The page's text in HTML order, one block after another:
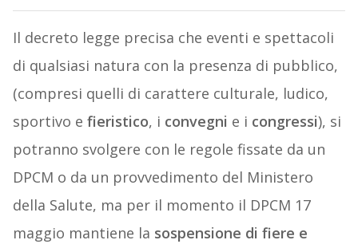
Il decreto legge precisa che eventi e spettacoli
di qualsiasi natura con la presenza di pubblico,
(compresi quelli di carattere culturale, ludico,
sportivo e fieristico, i convegni e i congressi), si
potranno svolgere con le regole fissate da un
DPCM o da un provvedimento del Ministero
della Salute, ma per il momento il DPCM 17
maggio mantiene la sospensione di fiere e